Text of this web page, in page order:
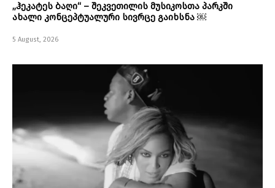
„ჰეკატეს ბაღი“ – შეკვეთილის მუსიკოსთა პარკში
ახალი კონცეპტუალური სივრცე გაიხსნა ￼
5 August, 2026